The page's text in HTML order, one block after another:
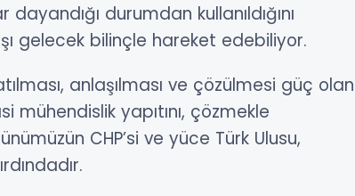
durumdan kullanıldığını
gelecek bilinçle hareket edebiliyor.
anlaşılması ve çözülmesi güç olan
mühendislik yapıtını, çözmekle
CHP’si ve yüce Türk Ulusu,